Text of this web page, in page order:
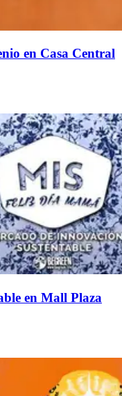
en Casa Central
en Mall Plaza